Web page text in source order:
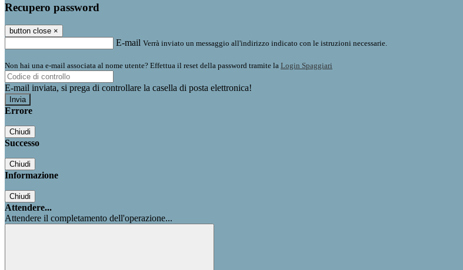
Recupero password
button close ×
E-mail Verrà inviato un messaggio all'indirizzo indicato con le istruzioni necessarie.
Non hai una e-mail associata al nome utente? Effettua il reset della password tramite la Login Spaggiari
E-mail inviata, si prega di controllare la casella di posta elettronica!
Errore
Chiudi
Successo
Chiudi
Informazione
Chiudi
Attendere...
Attendere il completamento dell'operazione...